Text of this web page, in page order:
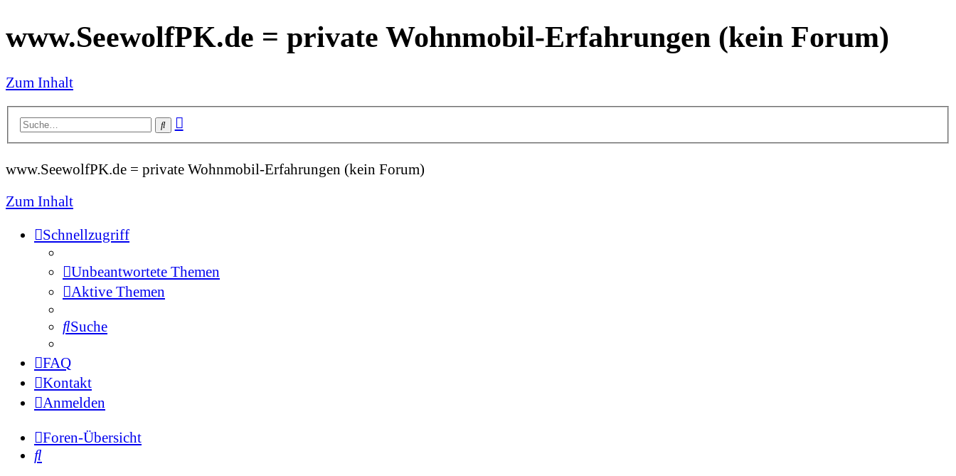
www.SeewolfPK.de = private Wohnmobil-Erfahrungen (kein Forum)
Zum Inhalt
SucheErweiterte
www.SeewolfPK.de = private Wohnmobil-Erfahrungen (kein Forum)
Zum Inhalt
Schnellzugriff
Unbeantwortete Themen
Aktive Themen
Suche
FAQ
Kontakt
Anmelden
Foren-Übersicht